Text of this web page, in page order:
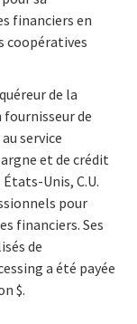
financiers en
coopératives
de la
fournisseur de
service
et de crédit
Unis, C.U.
pour
financiers. Ses
de
a été payée
$.